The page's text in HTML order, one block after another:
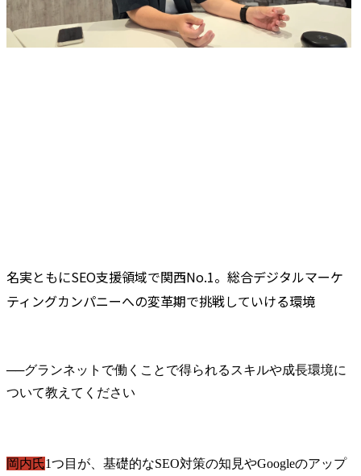
名実ともにSEO支援領域で関西No.1。総合デジタルマーケ
ティングカンパニーへの変革期で挑戦していける環境
──グランネットで働くことで得られるスキルや成長環境に
岡内氏1つ目が、基礎的なSEO対策の知見やGoogleのアップ